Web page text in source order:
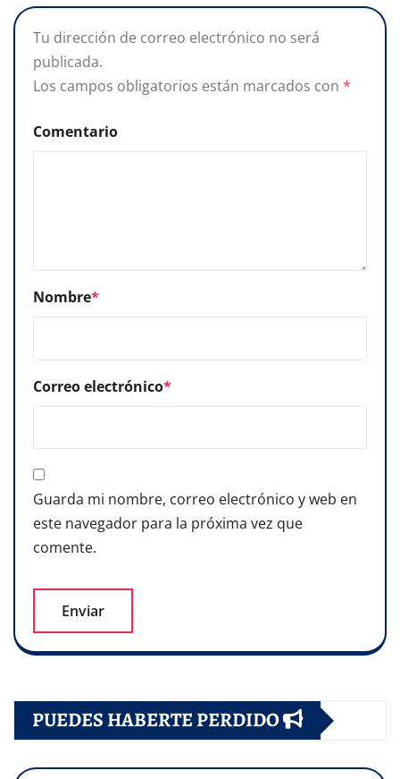
Tu dirección de correo electrónico no será
publicada.
Los campos obligatorios están marcados con *
Comentario
Nombre*
Correo electrónico*
Guarda mi nombre, correo electrónico y web en
este navegador para la próxima vez que
comente.
PUEDES HABERTE PERDIDO